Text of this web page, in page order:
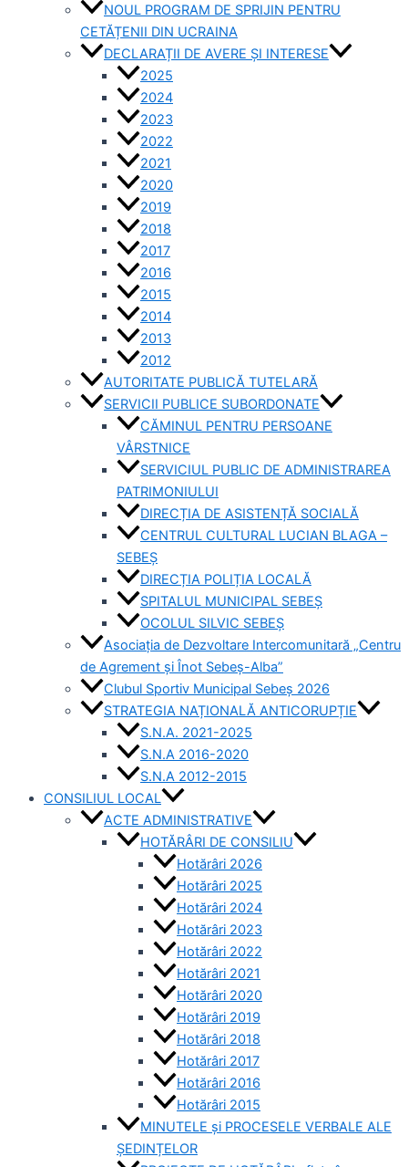
NOUL PROGRAM DE SPRIJIN PENTRU
CETĂȚENII DIN UCRAINA
DECLARAȚII DE AVERE ȘI INTERESE
2025
2024
2023
2022
2021
2020
2019
2018
2017
2016
2015
2014
2013
2012
AUTORITATE PUBLICĂ TUTELARĂ
SERVICII PUBLICE SUBORDONATE
CĂMINUL PENTRU PERSOANE
VÂRSTNICE
SERVICIUL PUBLIC DE ADMINISTRAREA
PATRIMONIULUI
DIRECȚIA DE ASISTENȚĂ SOCIALĂ
CENTRUL CULTURAL LUCIAN BLAGA –
SEBEȘ
DIRECȚIA POLIȚIA LOCALĂ
SPITALUL MUNICIPAL SEBEȘ
OCOLUL SILVIC SEBEȘ
Asociația de Dezvoltare Intercomunitară „Centru
de Agrement și Înot Sebeș-Alba”
Clubul Sportiv Municipal Sebeș 2026
STRATEGIA NAȚIONALĂ ANTICORUPȚIE
S.N.A. 2021-2025
S.N.A 2016-2020
S.N.A 2012-2015
CONSILIUL LOCAL
ACTE ADMINISTRATIVE
HOTĂRÂRI DE CONSILIU
Hotărâri 2026
Hotărâri 2025
Hotărâri 2024
Hotărâri 2023
Hotărâri 2022
Hotărâri 2021
Hotărâri 2020
Hotărâri 2019
Hotărâri 2018
Hotărâri 2017
Hotărâri 2016
Hotărâri 2015
MINUTELE și PROCESELE VERBALE ALE
ȘEDINȚELOR